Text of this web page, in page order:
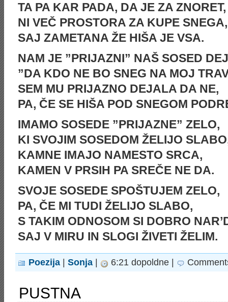
TA PA KAR PADA, DA JE ZA ZNORET,
NI VEČ PROSTORA ZA KUPE SNEGA,
SAJ ZAMETANA ŽE HIŠA JE VSA.
NAM JE ”PRIJAZNI” NAŠ SOSED
”DA KDO NE BO SNEG NA MOJ
SEM MU PRIJAZNO DEJALA DA NE,
PA, ČE SE HIŠA POD SNEGOM
IMAMO SOSEDE ”PRIJAZNE” ZELO,
KI SVOJIM SOSEDOM ŽELIJO
KAMNE IMAJO NAMESTO SRCA,
KAMEN V PRSIH PA SREČE NE DA.
SVOJE SOSEDE SPOŠTUJEM ZELO,
PA, ČE MI TUDI ŽELIJO SLABO,
S TAKIM ODNOSOM SI DOBRO
SAJ V MIRU IN SLOGI ŽIVETI ŽELIM.
Poezija Sonja 6:21 dopoldne |
PUSTNA